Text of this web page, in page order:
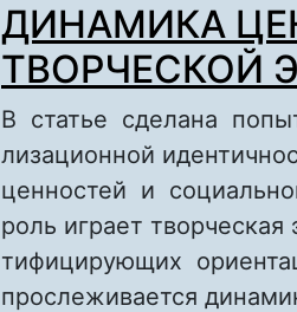
ДИНАМИКА
ТВОРЧЕСКОЙ
В статье сделана
лизационной
ценностей и
роль играет
тифицирующих
прослеживается